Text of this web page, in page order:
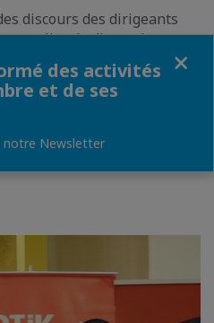
discours des dirigeants
atelier de discussion-
rondes par secteur, et des
pour maximiser les
ont annoncé leur
soirées de l'Alliance à
et une
prochaines éditions.
des activités
et de ses
notre Newsletter